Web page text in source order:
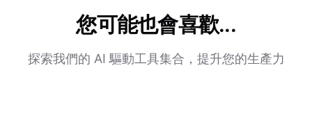
您可能也會喜歡...
探索我們的 AI 驅動工具集合，提升您的生產力